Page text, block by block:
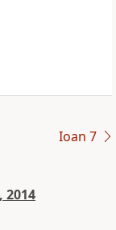
Ioan 7
2014